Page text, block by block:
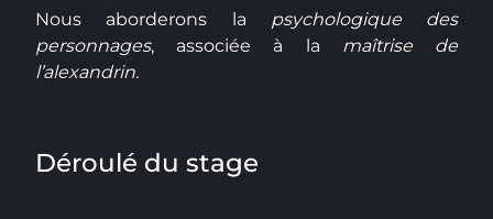
Nous aborderons la psychologique des
personnages, associée à la maîtrise de
l’alexandrin.
Déroulé du stage